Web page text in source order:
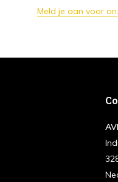
Meld je aan voor